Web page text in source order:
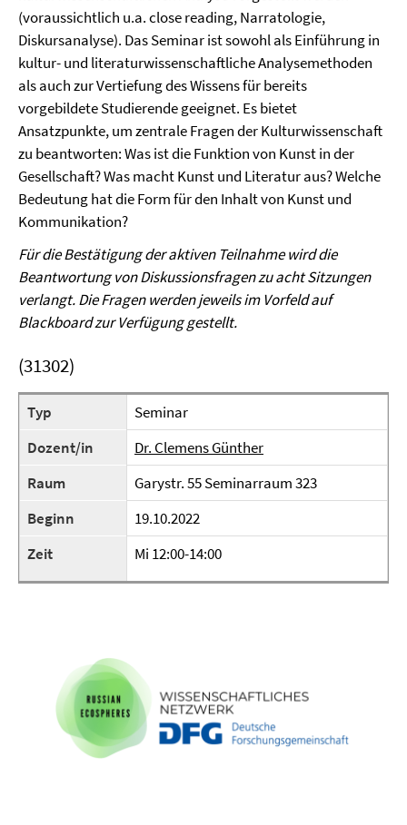
(voraussichtlich u.a. close reading, Narratologie,
Diskursanalyse). Das Seminar ist sowohl als Einführung in
kultur- und literaturwissenschaftliche Analysemethoden
als auch zur Vertiefung des Wissens für bereits
vorgebildete Studierende geeignet. Es bietet
Ansatzpunkte, um zentrale Fragen der Kulturwissenschaft
zu beantworten: Was ist die Funktion von Kunst in der
Gesellschaft? Was macht Kunst und Literatur aus? Welche
Bedeutung hat die Form für den Inhalt von Kunst und
Kommunikation?
Für die Bestätigung der aktiven Teilnahme wird die
Beantwortung von Diskussionsfragen zu acht Sitzungen
verlangt. Die Fragen werden jeweils im Vorfeld auf
Blackboard zur Verfügung gestellt.
(31302)
Typ
Seminar
Dozent/in
Dr. Clemens Günther
Raum
Garystr. 55 Seminarraum 323
Beginn
19.10.2022
Zeit
Mi 12:00-14:00